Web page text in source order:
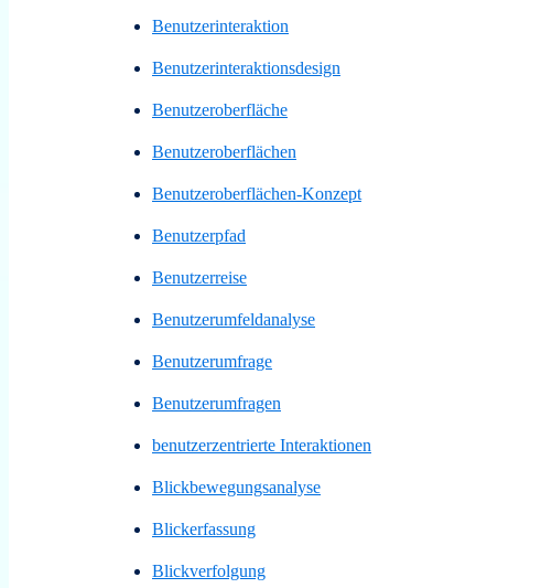
Benutzerinteraktion
Benutzerinteraktionsdesign
Benutzeroberfläche
Benutzeroberflächen
Benutzeroberflächen-Konzept
Benutzerpfad
Benutzerreise
Benutzerumfeldanalyse
Benutzerumfrage
Benutzerumfragen
benutzerzentrierte Interaktionen
Blickbewegungsanalyse
Blickerfassung
Blickverfolgung